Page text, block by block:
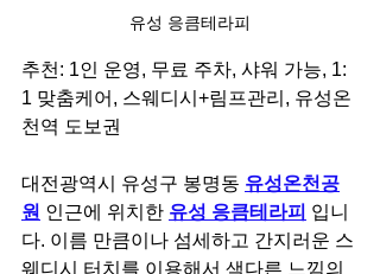
유성 응큼테라피
추천: 1인 운영, 무료 주차, 샤워 가능, 1:
1 맞춤케어, 스웨디시+림프관리, 유성온
천역 도보권
대전광역시 유성구 봉명동 유성온천공
원 인근에 위치한 유성 응큼테라피 입니
다. 이름 만큼이나 섬세하고 간지러운 스
웨디시 터치를 이용해서 색다른 느낌의